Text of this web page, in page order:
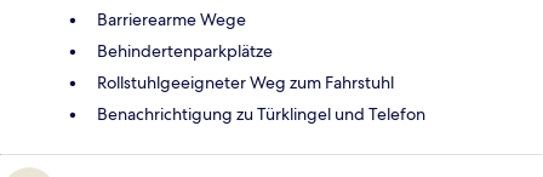
Barrierearme Wege
Behindertenparkplätze
Rollstuhlgeeigneter Weg zum Fahrstuhl
Benachrichtigung zu Türklingel und Telefon